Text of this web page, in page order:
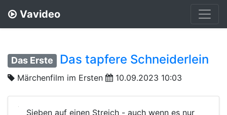
Vavideo
Das Erste Das tapfere Schneiderlein
Märchenfilm im Ersten 10.09.2023 10:03
Sieben auf einen Streich - auch wenn es nur